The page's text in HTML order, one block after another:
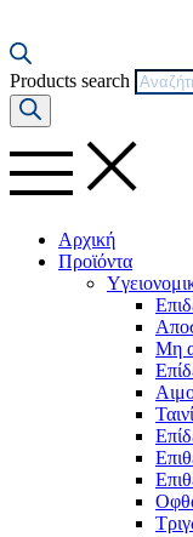
Products search
Αρχική
Προϊόντα
Μη